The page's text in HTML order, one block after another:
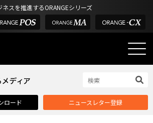
ネスを推進するORANGEシリーズ
ロード ニュースレター登録